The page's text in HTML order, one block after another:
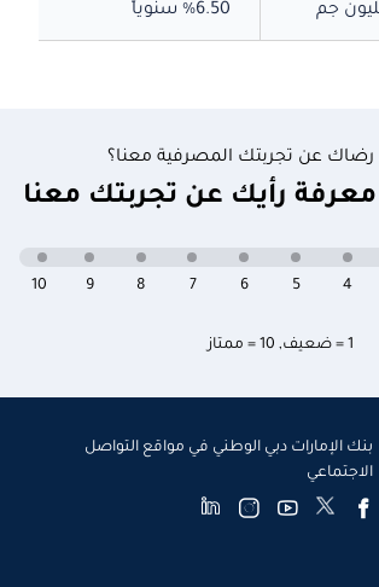
%6.50 سنوياً
رضاك عن تجربتك المصرفية معنا؟
معرفة رأيك عن تجربتك معنا
1 = ضعيف , 10 = ممتاز
10 9 8 7 6 5 4
بنك الإمارات دبي الوطني في مواقع التواصل
الاجتماعي